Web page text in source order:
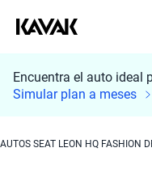
Encuentra el auto ideal
Simular plan a meses
AUTOS SEAT LEON HQ FASHION
Busca por marca